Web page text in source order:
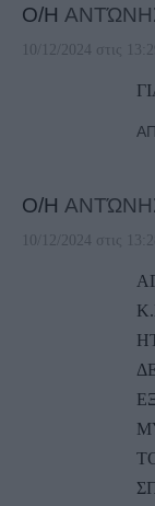
Ο/Η
10/12/2024 στις 13:29
Ο/Η
10/12/2024 στις 13:28